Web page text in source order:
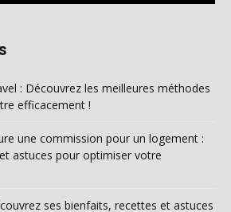
: Découvrez les meilleures méthodes
efficacement !
une commission pour un logement :
astuces pour optimiser votre
ses bienfaits, recettes et astuces